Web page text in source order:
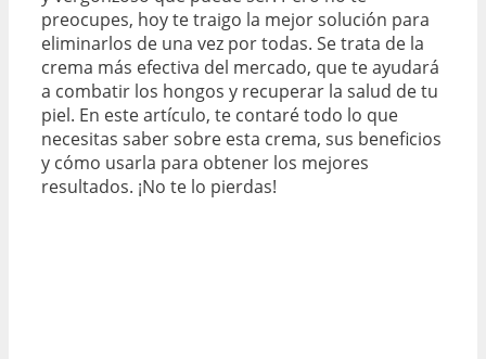
preocupes, hoy te traigo la mejor solución para
eliminarlos de una vez por todas. Se trata de la
crema más efectiva del mercado, que te ayudará
a combatir los hongos y recuperar la salud de tu
piel. En este artículo, te contaré todo lo que
necesitas saber sobre esta crema, sus beneficios
y cómo usarla para obtener los mejores
resultados. ¡No te lo pierdas!